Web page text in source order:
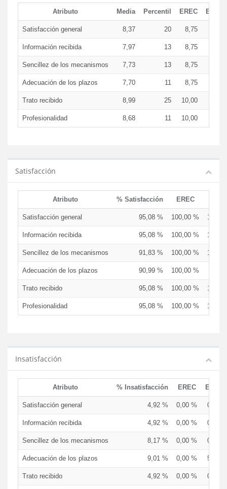
Atributo Media Percentil EREC
Satisfacción general 8,37 20 8,75
Información recibida 7,97 13 8,75
Sencillez de los mecanismos 7,73 13 8,75
Adecuación de los plazos 7,70 11 8,75
Trato recibido 8,99 25 10,00
Profesionalidad 8,68 11 10,00
Satisfacción
Atributo % Satisfacción EREC
Satisfacción general 95,08 % 100,00 %
Información recibida 95,08 % 100,00 %
Sencillez de los mecanismos 91,83 % 100,00 %
Adecuación de los plazos 90,99 % 100,00 %
Trato recibido 95,08 % 100,00 %
Profesionalidad 95,08 % 100,00 %
Insatisfacción
Atributo % Insatisfacción EREC
Satisfacción general 4,92 % 0,00 % 0,00
Información recibida 4,92 % 0,00 % 0,00
Sencillez de los mecanismos 8,17 % 0,00 % 0,00
Adecuación de los plazos 9,01 % 0,00 % 5,00
Trato recibido 4,92 % 0,00 % 0,00